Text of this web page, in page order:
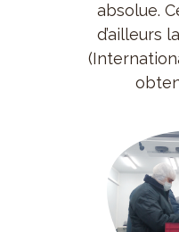
absolue.
d’ailleurs